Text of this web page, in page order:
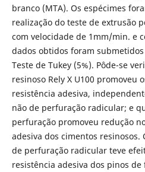
branco (MTA). Os espécimes
realização do teste de extrusão
com velocidade de 1mm/min. e
dados obtidos foram
Teste de Tukey (5%). Pôde-se
resinoso Rely X U100 promoveu
resistência adesiva,
não de perfuração radicular; e
perfuração promoveu redução
adesiva dos cimentos resinosos.
de perfuração radicular teve
resistência adesiva dos pinos